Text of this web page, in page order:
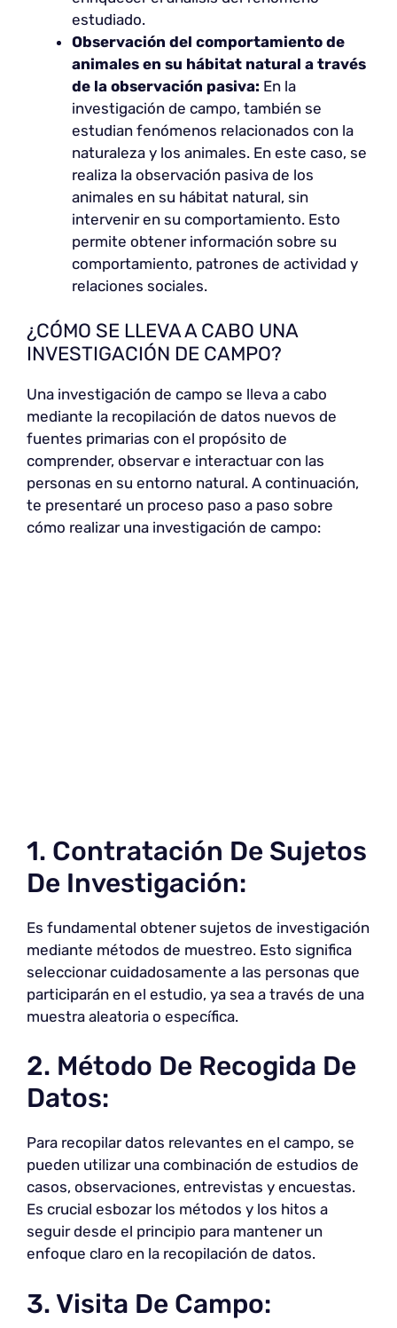
estudiado.
Observación del comportamiento de
animales en su hábitat natural a través
de la observación pasiva: En la
investigación de campo, también se
estudian fenómenos relacionados con la
naturaleza y los animales. En este caso, se
realiza la observación pasiva de los
animales en su hábitat natural, sin
intervenir en su comportamiento. Esto
permite obtener información sobre su
comportamiento, patrones de actividad y
relaciones sociales.
¿CÓMO SE LLEVA A CABO UNA
INVESTIGACIÓN DE CAMPO?
Una investigación de campo se lleva a cabo
mediante la recopilación de datos nuevos de
fuentes primarias con el propósito de
comprender, observar e interactuar con las
personas en su entorno natural. A continuación,
te presentaré un proceso paso a paso sobre
cómo realizar una investigación de campo:
1. Contratación De Sujetos
De Investigación:
Es fundamental obtener sujetos de investigación
mediante métodos de muestreo. Esto significa
seleccionar cuidadosamente a las personas que
participarán en el estudio, ya sea a través de una
muestra aleatoria o específica.
2. Método De Recogida De
Datos:
Para recopilar datos relevantes en el campo, se
pueden utilizar una combinación de estudios de
casos, observaciones, entrevistas y encuestas.
Es crucial esbozar los métodos y los hitos a
seguir desde el principio para mantener un
enfoque claro en la recopilación de datos.
3. Visita De Campo: